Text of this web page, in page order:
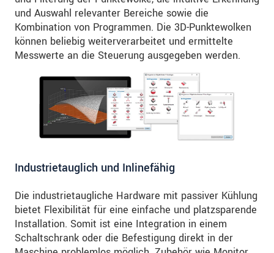
und Auswahl relevanter Bereiche sowie die
Kombination von Programmen. Die 3D-Punktewolken
können beliebig weiterverarbeitet und ermittelte
Messwerte an die Steuerung ausgegeben werden.
Industrietauglich und Inlinefähig
Die industrietaugliche Hardware mit passiver Kühlung
bietet Flexibilität für eine einfache und platzsparende
Installation. Somit ist eine Integration in einem
Schaltschrank oder die Befestigung direkt in der